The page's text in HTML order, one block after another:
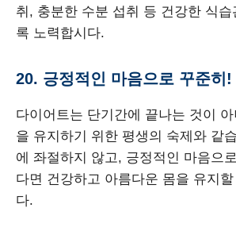
취, 충분한 수분 섭취 등 건강한 식습
록 노력합시다.
20. 긍정적인 마음으로 꾸준히!
다이어트는 단기간에 끝나는 것이
을 유지하기 위한 평생의 숙제와 같
에 좌절하지 않고, 긍정적인 마음으
다면 건강하고 아름다운 몸을 유지
다.